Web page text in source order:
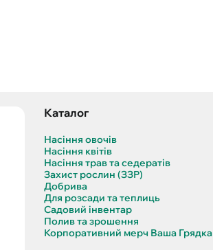
Каталог
Насіння овочів
Насіння квітів
Насіння трав та седератів
Захист рослин (ЗЗР)
Добрива
Для розсади та теплиць
Садовий інвентар
Полив та зрошення
Корпоративний мерч Ваша Грядка